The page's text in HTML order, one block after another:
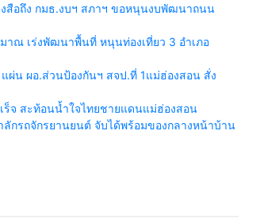
สือถึง กมธ.งบฯ สภาฯ ขอหนุนงบพัฒนาถนน
าณ เร่งพัฒนาพื้นที่ หนุนท่องเที่ยว 3 อำเภอ
ผ่น ผอ.ส่วนป้องกันฯ สจป.ที่ 1แม่ฮ่องสอน สั่ง
จ สะท้อนน้ำใจไทยชายแดนแม่ฮ่องสอน
ลักรถจักรยานยนต์ จับได้พร้อมของกลางหน้าบ้าน